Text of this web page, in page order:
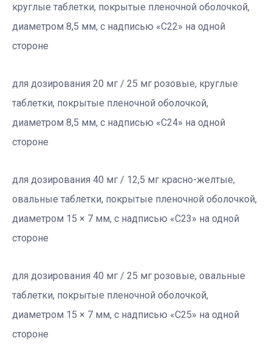
круглые таблетки, покрытые пленочной оболочкой,
диаметром 8,5 мм, с надписью «C22» на одной
стороне
для дозирования 20 мг / 25 мг розовые, круглые
таблетки, покрытые пленочной оболочкой,
диаметром 8,5 мм, с надписью «C24» на одной
стороне
для дозирования 40 мг / 12,5 мг красно-желтые,
овальные таблетки, покрытые пленочной оболочкой,
диаметром 15 × 7 мм, с надписью «C23» на одной
стороне
для дозирования 40 мг / 25 мг розовые, овальные
таблетки, покрытые пленочной оболочкой,
диаметром 15 × 7 мм, с надписью «C25» на одной
стороне